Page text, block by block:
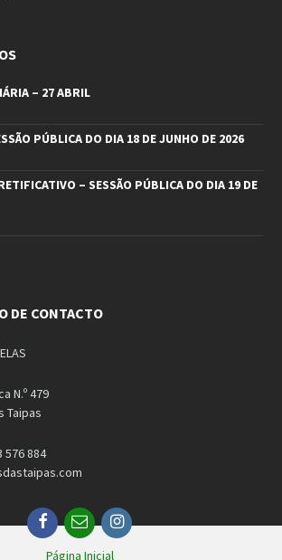
– 27 ABRIL
PÚBLICA DO DIA 18 DE JUNHO DE 2026
– SESSÃO PÚBLICA DO DIA 19 DE
DE CONTACTO
N.º 479
Taipas
576 884
Facebook
EmailInstagram
Página Inicial